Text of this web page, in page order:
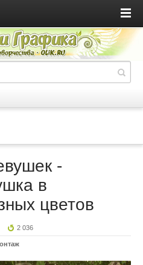
-
в
цветов
2 036